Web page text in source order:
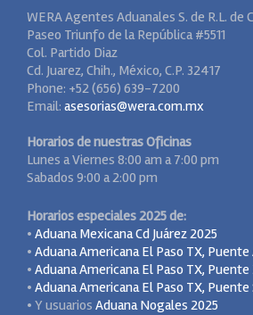
WERA Agentes Aduanales S. de R.L. de
Paseo Triunfo de la República #5511
Col. Partido Diaz
Cd. Juarez, Chih., México, C.P. 32417
Phone: +52 (656) 639-7200
Email: asesorias@wera.com.mx
Horarios de nuestras Oficinas
Lunes a Viernes 8:00 am a 7:00 pm
Sabados 9:00 a 2:00 pm
Horarios especiales 2025 de:
• Aduana Mexicana Cd Juárez 2025
• Aduana Americana El Paso TX,
• Aduana Americana El Paso TX, Puente
• Aduana Americana El Paso TX,
• Y usuarios Aduana Nogales 2025